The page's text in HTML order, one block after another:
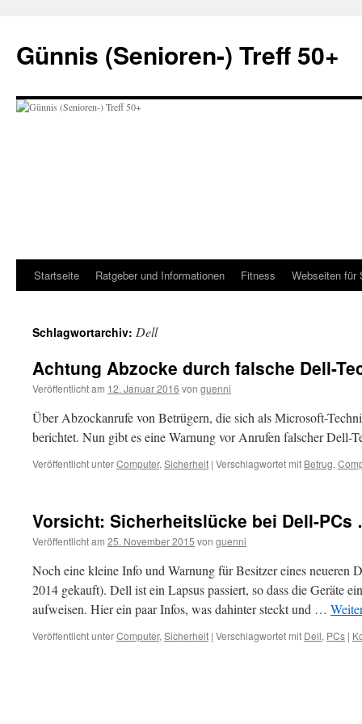
springen
Günnis (Senioren-) Treff 50+
Startseite Ratgeber und Informationen Fitness Webseiten für
Schlagwortarchiv: Dell
Achtung Abzocke durch falsche Dell-
Veröffentlicht am 12. Januar 2016 von guenni
Über Abzockanrufe von Betrügern, die sich als Microsoft-
berichtet. Nun gibt es eine Warnung vor Anrufen falscher Dell-
Veröffentlicht unterComputer, Sicherheit | Verschlagwortet mit Betrug,
Vorsicht: Sicherheitslücke bei Dell-
Veröffentlicht am 25. November 2015 von guenni
Noch eine kleine Info und Warnung für Besitzer eines neueren
2014 gekauft). Dell ist ein Lapsus passiert, so dass die Geräte
aufweisen. Hier ein paar Infos, was dahinter steckt und …
Veröffentlicht unterComputer, Sicherheit | Verschlagwortet mit Dell, PCs |